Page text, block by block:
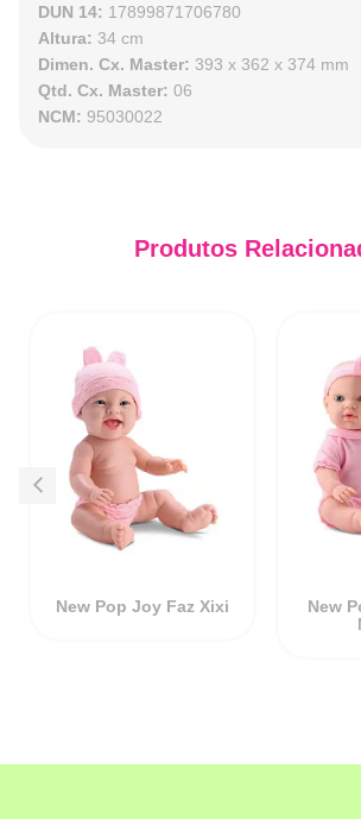
DUN 14: 17899871706780
Altura: 34 cm
Dimen. Cx. Master: 393 x 362 x 374 mm
Qtd. Cx. Master: 06
NCM: 95030022
Produtos
New Pop Joy Faz Xixi
New